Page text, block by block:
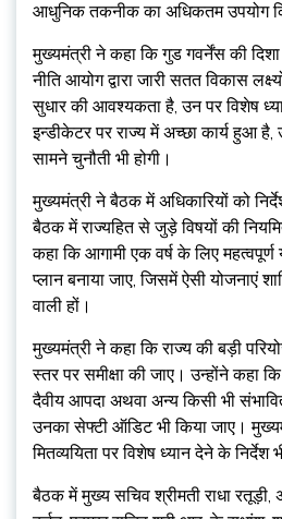
आधुनिक तकनीक का अधिकतम उपयोग
मुख्यमंत्री ने कहा कि गुड गवर्नेंस की दिशा
नीति आयोग द्वारा जारी सतत विकास
सुधार की आवश्यकता है, उन पर विशेष
इन्डीकेटर पर राज्य में अच्छा कार्य हुआ है,
सामने चुनौती भी होगी।
मुख्यमंत्री ने बैठक में अधिकारियों को
बैठक में राज्यहित से जुड़े विषयों की
कहा कि आगामी एक वर्ष के लिए
प्लान बनाया जाए, जिसमें ऐसी योजनाएं
वाली हों।
मुख्यमंत्री ने कहा कि राज्य की बड़ी
स्तर पर समीक्षा की जाए। उन्होंने कहा
दैवीय आपदा अथवा अन्य किसी भी
उनका सेफ्टी ऑडिट भी किया जाए।
मितव्ययिता पर विशेष ध्यान देने के निर्देश
बैठक में मुख्य सचिव श्रीमती राधा